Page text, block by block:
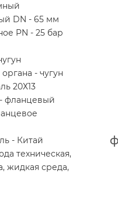
DN - 65 мм
PN - 25 бар
- чугун
20Х13
фланцевый
- Китай
техническая,
жидкая среда,